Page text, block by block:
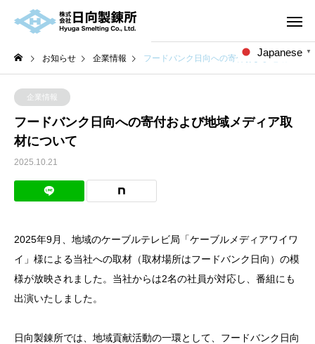
お知らせ 企業情報 フードバンク日向への寄付および地域メディア取材について
企業情報
フードバンク日向への寄付および地域メディア取
材について
2025.10.21
2025年9月、地域のケーブルテレビ局「ケーブルメディアワイワ
イ」様による当社への取材（取材場所はフードバンク日向）の模
様が放映されました。当社からは2名の社員が対応し、番組にも
出演いたしました。
日向製錬所では、地域貢献活動の一環として、フードバンク日向
Japanese ▼